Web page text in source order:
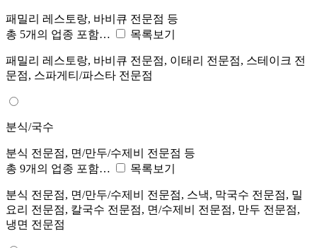
패밀리 레스토랑, 바비큐 전문점 등
총 5개의 업종 포함…
목록보기
패밀리 레스토랑, 바비큐 전문점, 이태리 전문점, 스테이크 전
문점, 스파게티/파스타 전문점
분식/국수
분식 전문점, 면/만두/수제비 전문점 등
총 9개의 업종 포함…
목록보기
분식 전문점, 면/만두/수제비 전문점, 스낵, 막국수 전문점, 밀
요리 전문점, 칼국수 전문점, 면/수제비 전문점, 만두 전문점,
냉면 전문점